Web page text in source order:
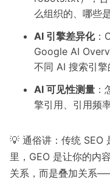
么组织的、哪些
AI 引擎差异化：
Google AI
不同 AI 搜索引
AI 可见性测量
擎引用、引用频
💡 通俗讲：传统 SEO
里，GEO 是让你的内
关系，而是叠加关系